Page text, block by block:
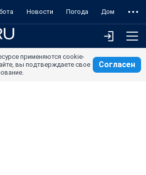
Новости Погода Дом
применяются cookie-
вы подтверждаете свое
Согласен